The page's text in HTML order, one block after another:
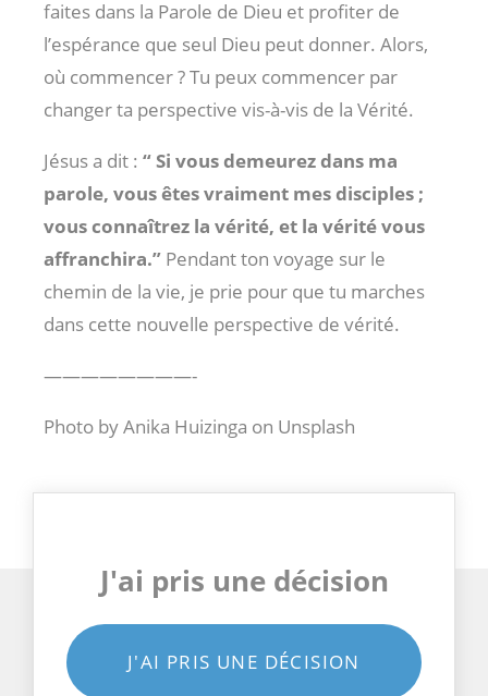
faites dans la Parole de Dieu et profiter de
l’espérance que seul Dieu peut donner. Alors,
où commencer ? Tu peux commencer par
changer ta perspective vis-à-vis de la Vérité.
Jésus a dit : “ Si vous demeurez dans ma
parole, vous êtes vraiment mes disciples ;
vous connaîtrez la vérité, et la vérité vous
affranchira.” Pendant ton voyage sur le
chemin de la vie, je prie pour que tu marches
dans cette nouvelle perspective de vérité.
————————-
Photo by Anika Huizinga on Unsplash
J'ai pris une décision
J'AI PRIS UNE DÉCISION